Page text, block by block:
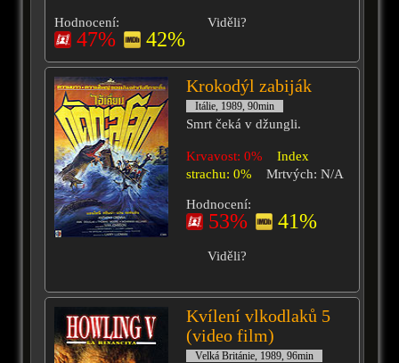
Hodnocení:
47% 42%
Viděli?
Krokodýl zabiják
Itálie, 1989, 90min
Smrt čeká v džungli.
Krvavost: 0%
Index
strachu: 0%
Mrtvých: N/A
Hodnocení:
53% 41%
Viděli?
Kvílení vlkodlaků 5
(video film)
Velká Británie, 1989, 96min